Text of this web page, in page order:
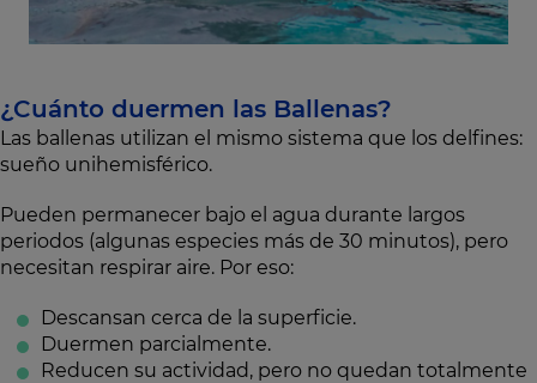
¿Cuánto duermen las Ballenas?
Las ballenas utilizan el mismo sistema que los delfines:
sueño unihemisférico.
Pueden permanecer bajo el agua durante largos
periodos (algunas especies más de 30 minutos), pero
necesitan respirar aire. Por eso:
Descansan cerca de la superficie.
Duermen parcialmente.
Reducen su actividad, pero no quedan totalmente